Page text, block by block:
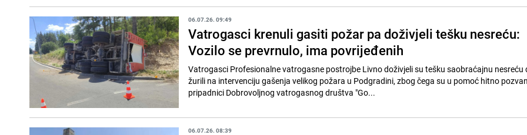
06.07.26. 09:49
Vatrogasci krenuli gasiti požar pa doživjeli tešku nesreću:
Vozilo se prevrnulo, ima povrijeđenih
Vatrogasci Profesionalne vatrogasne postrojbe Livno doživjeli su tešku saobraćajnu nesreću
žurili na intervenciju gašenja velikog požara u Podgradini, zbog čega su u pomoć hitno
pripadnici Dobrovoljnog vatrogasnog društva "Go...
06.07.26. 08:39